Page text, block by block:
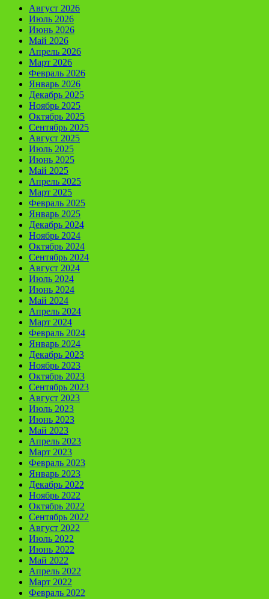
Август 2026
Июль 2026
Июнь 2026
Май 2026
Апрель 2026
Март 2026
Февраль 2026
Январь 2026
Декабрь 2025
Ноябрь 2025
Октябрь 2025
Сентябрь 2025
Август 2025
Июль 2025
Июнь 2025
Май 2025
Апрель 2025
Март 2025
Февраль 2025
Январь 2025
Декабрь 2024
Ноябрь 2024
Октябрь 2024
Сентябрь 2024
Август 2024
Июль 2024
Июнь 2024
Май 2024
Апрель 2024
Март 2024
Февраль 2024
Январь 2024
Декабрь 2023
Ноябрь 2023
Октябрь 2023
Сентябрь 2023
Август 2023
Июль 2023
Июнь 2023
Май 2023
Апрель 2023
Март 2023
Февраль 2023
Январь 2023
Декабрь 2022
Ноябрь 2022
Октябрь 2022
Сентябрь 2022
Август 2022
Июль 2022
Июнь 2022
Май 2022
Апрель 2022
Март 2022
Февраль 2022